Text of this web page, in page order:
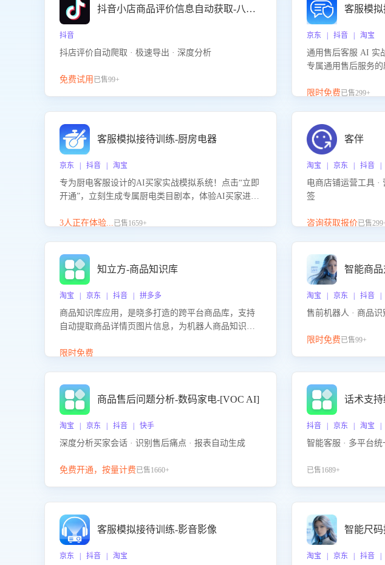
抖音小店商品评价信息自动获取-八爪鱼
抖音
抖店评价自动爬取 · 极速导出 · 深度分析
免费试用 已售99+
客服模
京东 | 抖音 | 淘宝
通用售后客服 AI 实
专属通用售后服务
咨询等售后场景的
限时免费已售299+
客服模拟接待训练-厨房电器
京东 | 抖音 | 淘宝
专为厨电客服设计的AI买家实战模拟系统！点击“立即
开通”，立刻生成专属厨电类目剧本，体验AI买家进线
能咨询”等真实场景应对技巧！
3人正在体验...已售1659+
客伴
淘宝 | 京东 | 抖音 |
电商店铺运营工具 ·
签
咨询获取报价已售
知立方-商品知识库
淘宝 | 京东 | 抖音 | 拼多多
商品知识库应用，是晓多打造的跨平台商品库，支持
自动提取商品详情页图片信息，为机器人商品知识问
商品知识。
限时免费
智能商
淘宝 | 京东 | 抖音 |
售前机器人 · 商品
限时免费已售99+
商品售后问题分析-数码家电-[VOC AI]
淘宝 | 京东 | 抖音 | 快手
深度分析买家会话 · 识别售后痛点 · 报表自动生成
免费开通，按量计费已售1660+
话术支
抖音 | 京东 | 淘宝 |
智能客服 · 多平台
已售1689+
客服模拟接待训练-影音影像
京东 | 抖音 | 淘宝
智能尺
淘宝 | 京东 | 抖音 |